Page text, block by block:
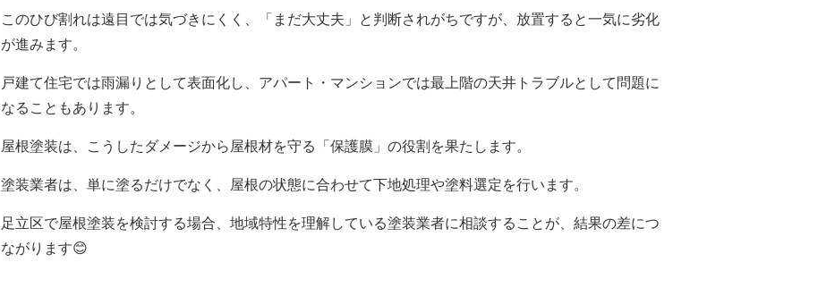
このひび割れは遠目では気づきにくく、「まだ大丈夫」と判断されがちですが、放置すると一気に劣化
が進みます。
戸建て住宅では雨漏りとして表面化し、アパート・マンションでは最上階の天井トラブルとして問題に
なることもあります。
屋根塗装は、こうしたダメージから屋根材を守る「保護膜」の役割を果たします。
塗装業者は、単に塗るだけでなく、屋根の状態に合わせて下地処理や塗料選定を行います。
足立区で屋根塗装を検討する場合、地域特性を理解している塗装業者に相談することが、結果の差につ
ながります😊